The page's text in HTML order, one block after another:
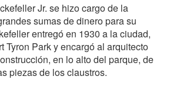
Jr. se hizo cargo de la
sumas de dinero para su
entregó en 1930 a la ciudad,
Tyron Park y encargó al arquitecto
en lo alto del parque, de
piezas de los claustros.